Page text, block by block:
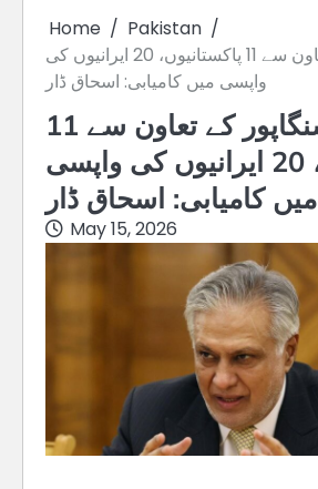
Home
Pakistan
سنگاپور کے تعاون سے 11 پاکستانیوں، 20 ایرانیوں کی
واپسی میں کامیابی: اسحاق ڈار
سنگاپور کے تعاون سے 11
پاکستانیوں، 20 ایرانیوں کی واپسی
میں کامیابی: اسحاق ڈار
May 15, 2026